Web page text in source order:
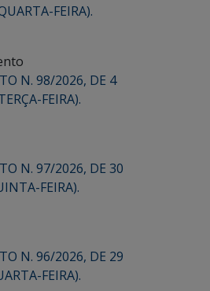
FEIRA).
N. 98/2026, DE 4
FEIRA).
N. 97/2026, DE 30
FEIRA).
N. 96/2026, DE 29
FEIRA).